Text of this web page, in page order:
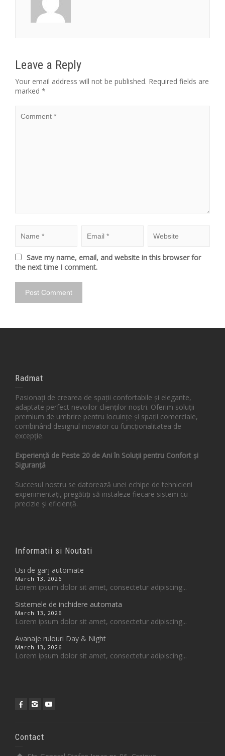
Leave a Reply
Your email address will not be published. Required fields are
marked *
Save my name, email, and website in this browser for
the next time I comment.
Radmat
Pasionați de crearea de spații confortabile și elegante,
adaptate perfect nevoilor clienților noștri. Oferim soluții
premium de umbrire pentru locuințe și spații comerciale,
combinând designul inovator cu funcționalitatea de
excepție.
Experiență de Peste 20 de Ani în Soluții pentru Confort și
Siguranță
Succesul nostru se datorează unei echipe de tehnicieni
experimentați, pregătiți să instaleze fiecare sistem cu
precizie și eficiență.
Informatii si Noutati
Usi de garj automate
March 13, 2026
Lorem ipsum dolor sit amet, consectetur adipiscing...
Sistemele de inchidere automata
March 13, 2026
Lorem ipsum dolor sit amet, consectetur adipiscing...
Avanaje rulouri Day & Night
March 13, 2026
Lorem ipsum dolor sit amet, consectetur adipiscing...
Contact